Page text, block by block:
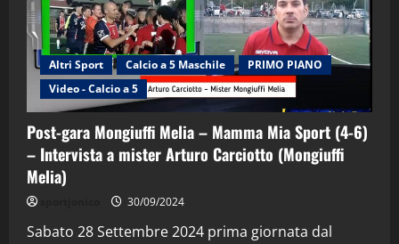
Altri Sport Calcio a 5 Maschile
PRIMO PIANO
Video - Calcio a 5
Post-gara Mongiuffi Melia – Mamma Mia Sport (4-6)
– Intervista a mister Arturo Carciotto (Mongiuffi
Melia)
30/09/2024
Sabato 28 Settembre 2024 prima giornata dal
“SportEmpire” in Podcast: 29^ Puntata
(Martedi 28 Aprile 2026)